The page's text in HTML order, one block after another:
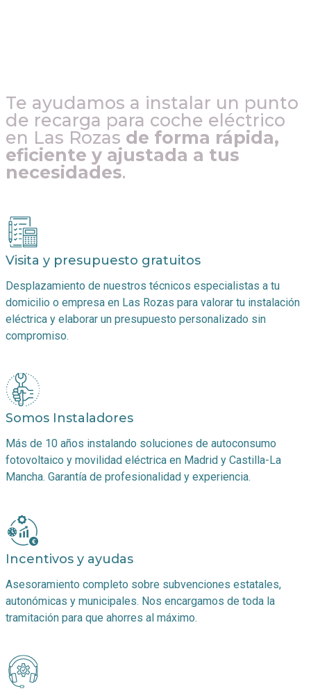
Te ayudamos a instalar un punto
de recarga para coche eléctrico
en Las Rozas de forma rápida,
eficiente y ajustada a tus
necesidades.
Visita y presupuesto gratuitos
Desplazamiento de nuestros técnicos especialistas a tu
domicilio o empresa en Las Rozas para valorar tu instalación
eléctrica y elaborar un presupuesto personalizado sin
compromiso.
Somos Instaladores
Más de 10 años instalando soluciones de autoconsumo
fotovoltaico y movilidad eléctrica en Madrid y Castilla-La
Mancha. Garantía de profesionalidad y experiencia.
Incentivos y ayudas
Asesoramiento completo sobre subvenciones estatales,
autonómicas y municipales. Nos encargamos de toda la
tramitación para que ahorres al máximo.